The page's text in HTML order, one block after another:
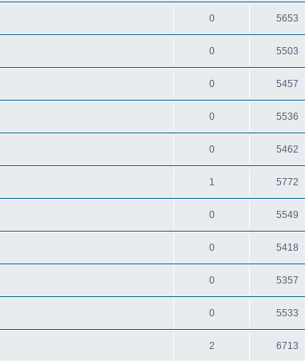
0 5653
0 5503
0 5457
0 5536
0 5462
1 5772
0 5549
0 5418
0 5357
0 5533
2 6713